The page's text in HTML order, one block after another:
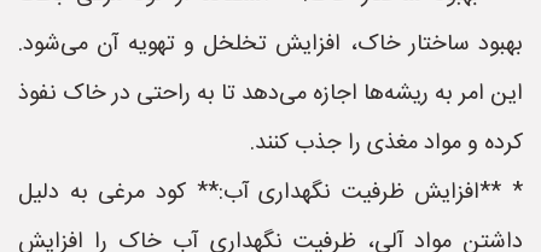
بهبود ساختار خاک، افزایش تخلخل و تهویه آن می‌شود.
این امر به ریشه‌ها اجازه می‌دهد تا به راحتی در خاک نفوذ
کرده و مواد مغذی را جذب کنند.
* **افزایش ظرفیت نگهداری آب:** کود مرغی به دلیل
داشتن مواد آلی، ظرفیت نگهداری آب خاک را افزایش